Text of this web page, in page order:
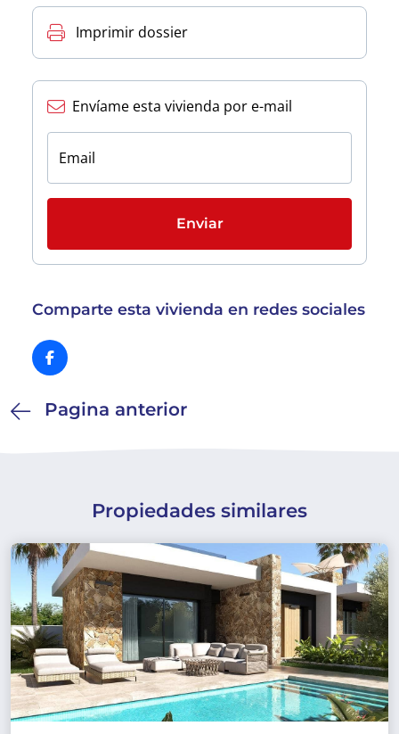
Imprimir dossier
Envíame esta vivienda por e-mail
Email
Enviar
Comparte esta vivienda en redes sociales
Pagina anterior
Propiedades similares